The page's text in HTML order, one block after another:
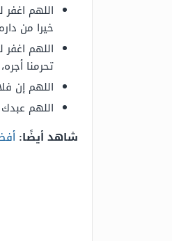
اللهم اغفر
خيرا من
اللهم اغفر
تحرمنا
اللهم إن
اللهم
شاهد أيضًا: